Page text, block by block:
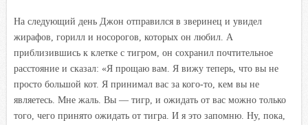
На следующий день Джон отправился в зверинец и увидел
жирафов, горилл и носорогов, которых он любил. А
приблизившись к клетке с тигром, он сохранил почтительное
расстояние и сказал: «Я прощаю вам. Я вижу теперь, что вы не
просто большой кот. Я принимал вас за кого-то, кем вы не
являетесь. Мне жаль. Вы — тигр, и ожидать от вас можно только
того, чего принято ожидать от тигра. И я это запомню. Ну, пока,